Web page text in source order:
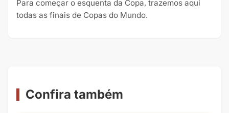
Para começar o esquenta da Copa, trazemos aqui
todas as finais de Copas do Mundo.
Confira também